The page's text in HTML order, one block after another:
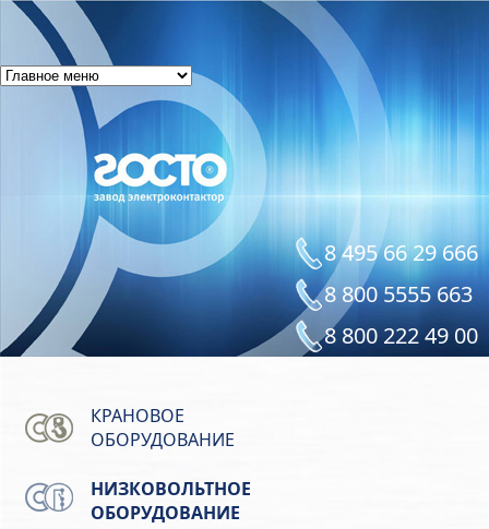
8 495 66 29 666
8 800 5555 663
8 800 222 49 00
КРАНОВОЕ
ОБОРУДОВАНИЕ
НИЗКОВОЛЬТНОЕ
ОБОРУДОВАНИЕ